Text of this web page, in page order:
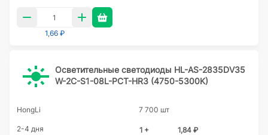
1,66 ₽
Осветительные светодиоды HL-AS-2835DV35
W-2C-S1-08L-PCT-HR3 (4750-5300K)
HongLi 7 700 шт
2-4 дня 1 +
1,84 ₽